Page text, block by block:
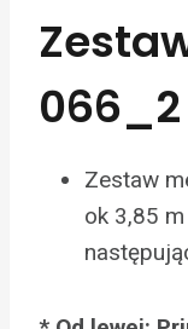
066_2
Zestaw
ok 3,85